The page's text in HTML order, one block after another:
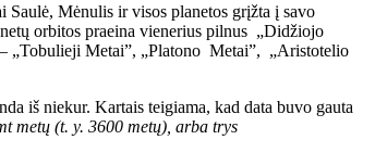
Saulė, Mėnulis ir visos planetos grįžta į savo
orbitos praeina vienerius pilnus „Didžiojo
„Tobulieji Metai”, „Platono Metai”, „Aristotelio
iš niekur. Kartais teigiama, kad data buvo gauta
metų (t. y. 3600 metų), arba trys